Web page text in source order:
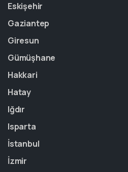
Eskişehir
Gaziantep
Giresun
Gümüşhane
Hakkari
Hatay
Iğdır
Isparta
İstanbul
İzmir